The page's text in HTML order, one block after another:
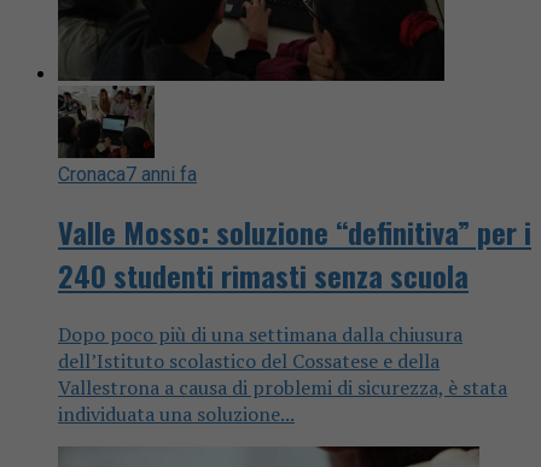
Cronaca7 anni fa
Valle Mosso: soluzione “definitiva” per i
240 studenti rimasti senza scuola
Dopo poco più di una settimana dalla chiusura
dell’Istituto scolastico del Cossatese e della
Vallestrona a causa di problemi di sicurezza, è stata
individuata una soluzione...